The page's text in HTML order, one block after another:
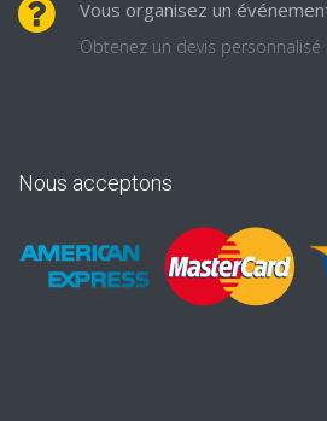
Vous organisez un
Obtenez un devis personnalisé
Nous acceptons